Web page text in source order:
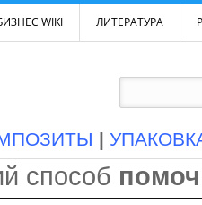
WIKI ЛИТЕРАТУРА
|
способ